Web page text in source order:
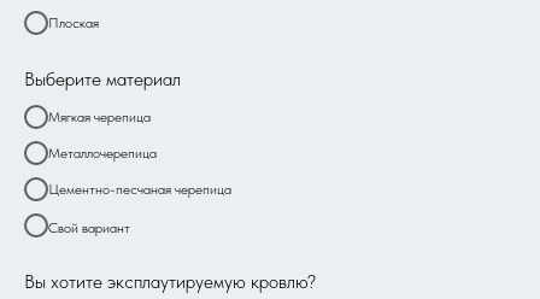
Плоская
Выберите материал
Мягкая черепица
Металлочерепица
Цементно-песчаная черепица
Свой вариант
Вы хотите эксплаутируемую кровлю?